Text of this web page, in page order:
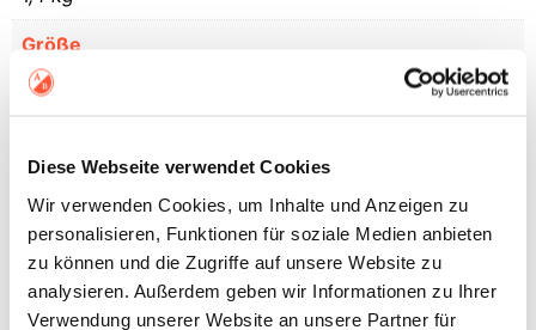
Diese Webseite verwendet Cookies
Wir verwenden Cookies, um Inhalte und Anzeigen zu
personalisieren, Funktionen für soziale Medien anbieten
zu können und die Zugriffe auf unsere Website zu
analysieren. Außerdem geben wir Informationen zu Ihrer
Verwendung unserer Website an unsere Partner für
Größe
33 × 44 × 22 cm
Aufschnitt
Farbe
Lila, Pink, Blau
Pflegehinweise